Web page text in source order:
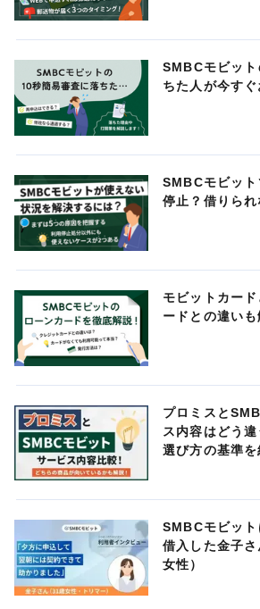
SMBCモビッ
ちた人が今す
SMBCモビット
停止？借りら
モビットカー
ードとの違いも
プロミスと
ス内容はどう
選び方の基準を
SMBCモビッ
借入した金子
女性）